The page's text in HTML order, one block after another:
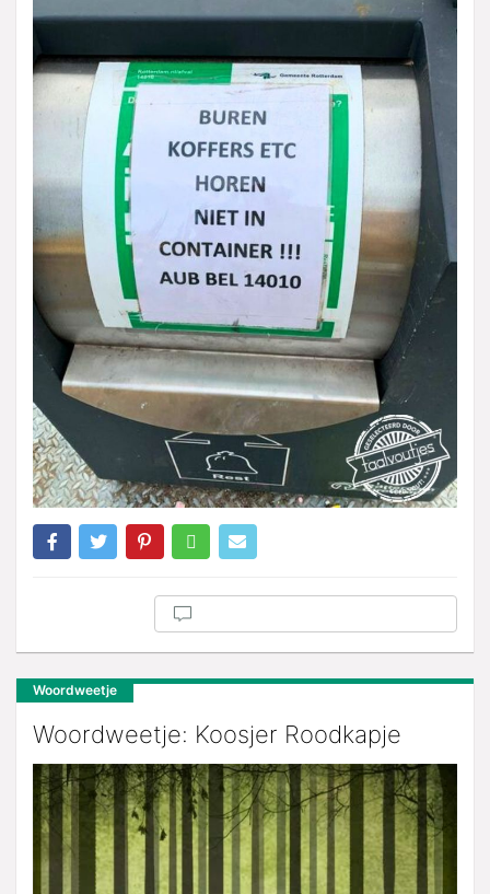
Woordweetje
Woordweetje: Koosjer Roodkapje